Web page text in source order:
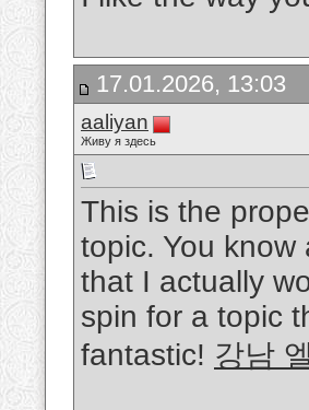
17.01.2026, 13:03
aaliyan
Живу я здесь
This is the
topic. You
that I actually
spin for a topic
fantastic! 강남